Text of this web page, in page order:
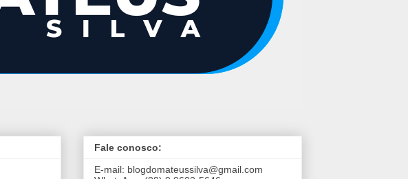
Fale conosco:
E-mail: blogdomateussilva@gmail.com